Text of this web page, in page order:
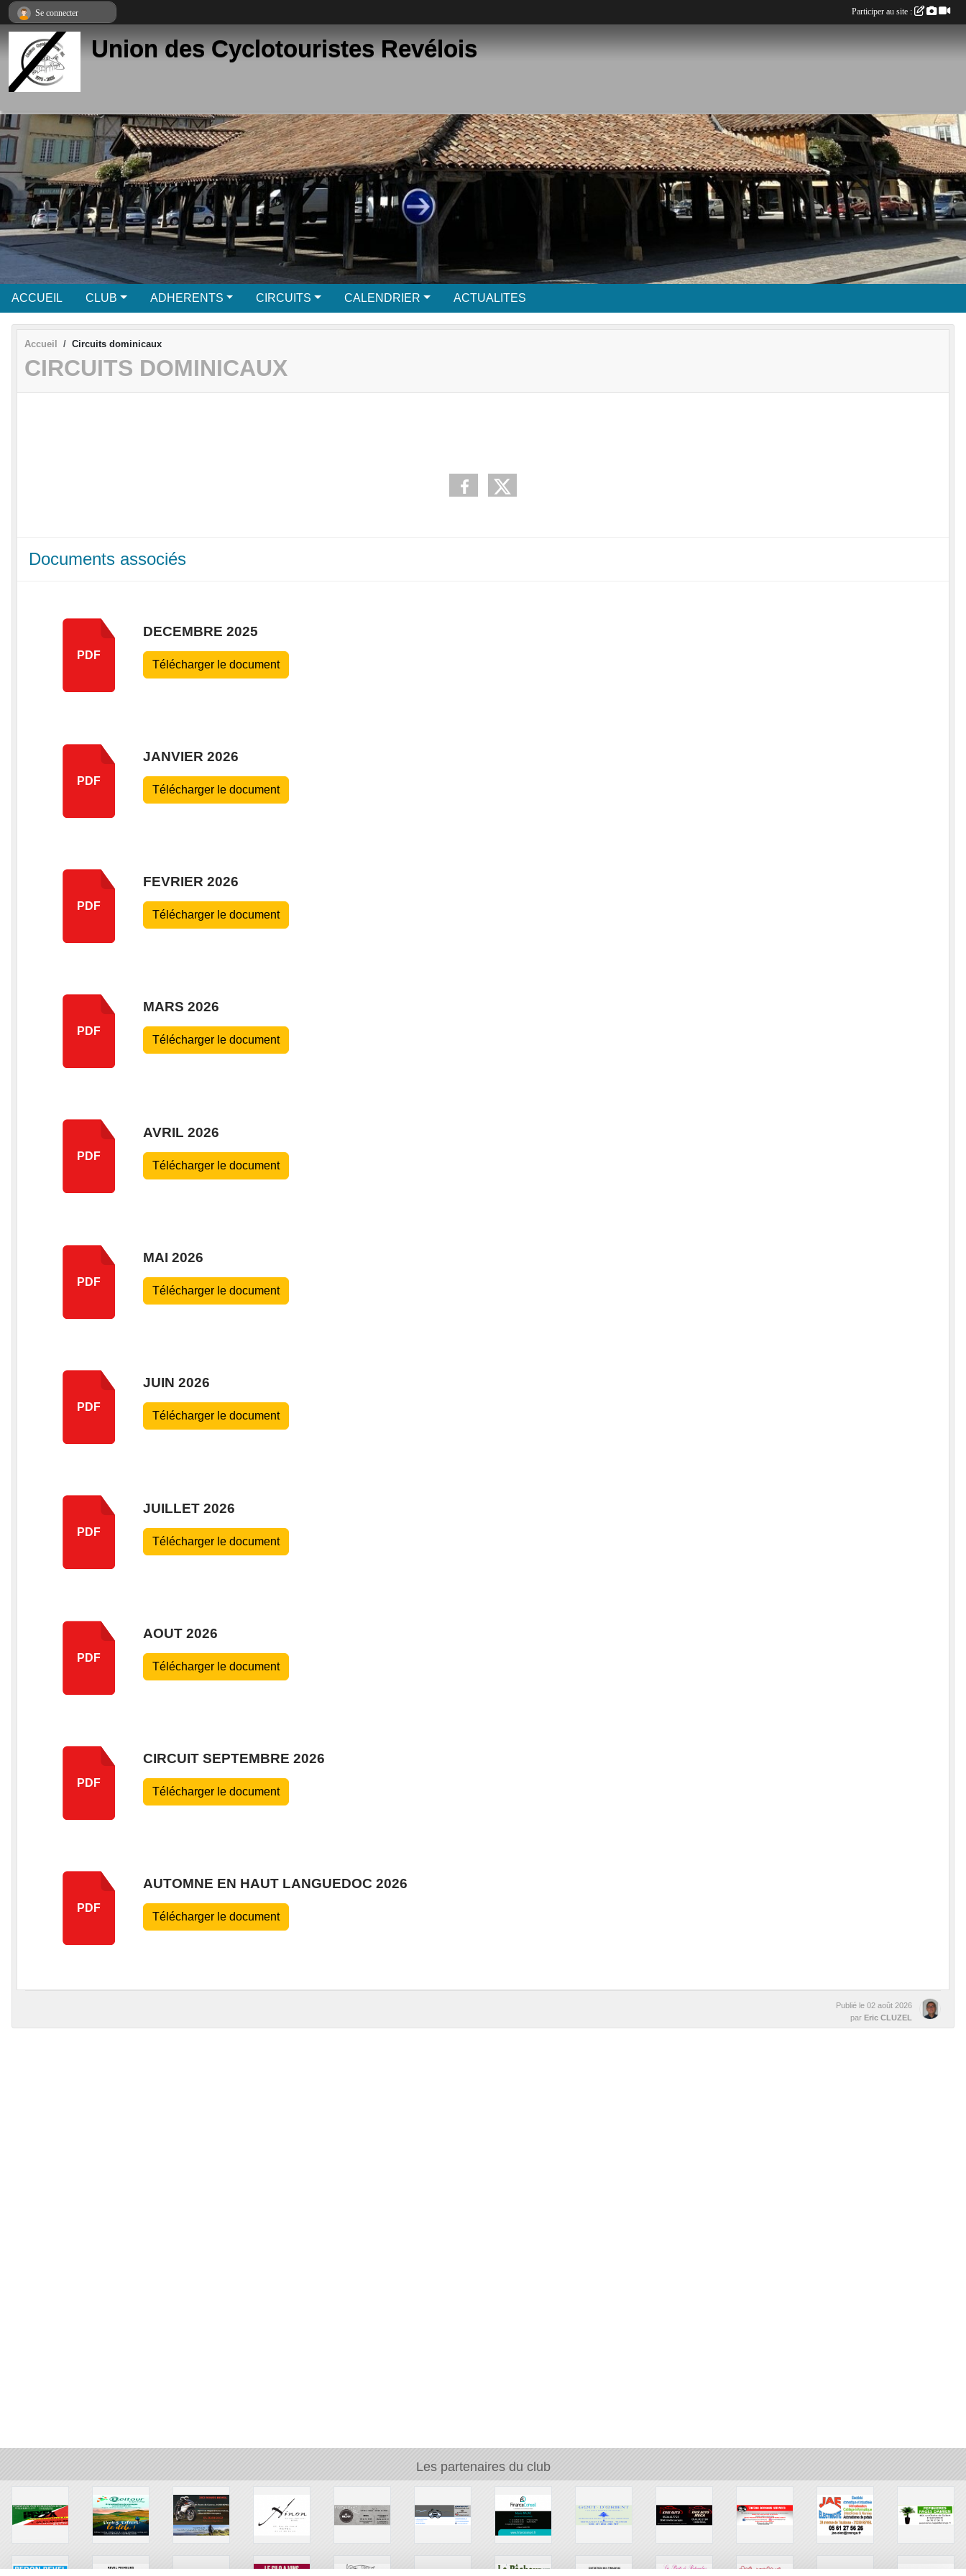
Union des Cyclotouristes Revélois
ACCUEIL CLUB ADHERENTS CIRCUITS CALENDRIER ACTUALITES
Accueil Circuits dominicaux
CIRCUITS DOMINICAUX
Documents associés
PDF
DECEMBRE 2025
Télécharger le document
PDF
JANVIER 2026
Télécharger le document
PDF
FEVRIER 2026
Télécharger le document
PDF
MARS 2026
Télécharger le document
PDF
AVRIL 2026
Télécharger le document
PDF
MAI 2026
Télécharger le document
PDF
JUIN 2026
Télécharger le document
PDF
JUILLET 2026
Télécharger le document
PDF
AOUT 2026
Télécharger le document
PDF
CIRCUIT SEPTEMBRE 2026
Télécharger le document
PDF
AUTOMNE EN HAUT LANGUEDOC 2026
Télécharger le document
Publié le 02 août 2026
par Eric CLUZEL
Les partenaires du club
Se connecter Participer au site :
Panneau de gestion des cookies